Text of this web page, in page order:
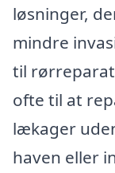
løsninger,
mindre
til
ofte til at
lækager
haven eller